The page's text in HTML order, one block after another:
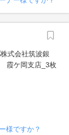
様ですか？